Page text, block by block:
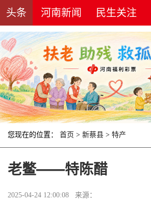
头条 河南新闻 民生关注
您现在的位置： 首页 > 新蔡县 > 特产
老鳖——特陈醋
2025-04-24 12:00:08 来源：